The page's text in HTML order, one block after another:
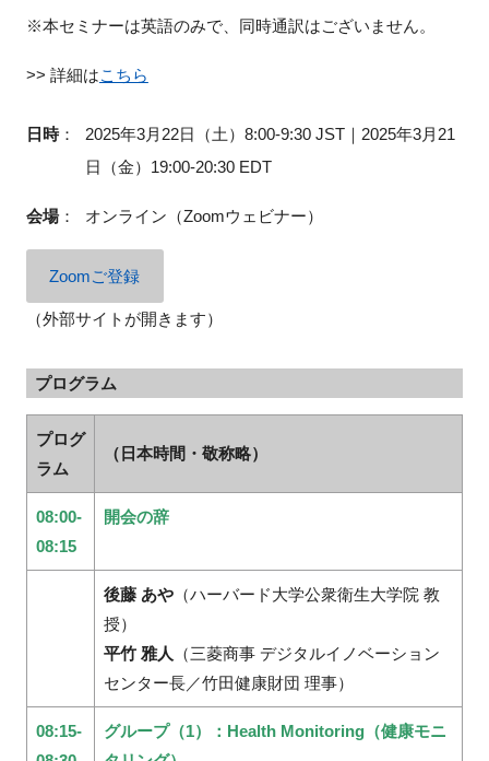
※本セミナーは英語のみで、同時通訳はございません。
>> 詳細はこちら
日時：
2025年3月22日（土）8:00-9:30 JST｜2025年3月21
日（金）19:00-20:30 EDT
会場： オンライン（Zoomウェビナー）
Zoomご登録
（外部サイトが開きます）
プログラム
プログ
ラム
（日本時間・敬称略）
08:00-
08:15
開会の辞
後藤 あや（ハーバード大学公衆衛生大学院 教
授）
平竹 雅人
（三菱商事 デジタルイノベーション
センター長／竹田健康財団 理事）
08:15-
グループ（1）：Health Monitoring（健康モニ